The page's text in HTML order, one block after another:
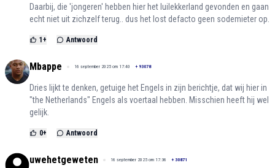
Daarbij, die 'jongeren' hebben hier het luilekkerland gevonden en gaan
echt niet uit zichzelf terug.. dus het lost defacto geen sodemieter op.
1+ Antwoord
Mbappe 16 september 2025 om 17:40 + 93078
Dries lijkt te denken, getuige het Engels in zijn berichtje, dat wij hier in
"the Netherlands" Engels als voertaal hebben. Misschien heeft hij wel
gelijk.
0+ Antwoord
uwehetgeweten 16 september 2025 om 17:36 + 30871